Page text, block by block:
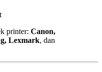
printer: Canon,
Lexmark, dan